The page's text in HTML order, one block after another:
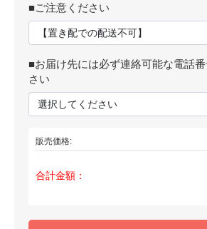
■ご注意ください
■お届け先には必ず連絡可能な電話
さい
販売価格:
合計金額：